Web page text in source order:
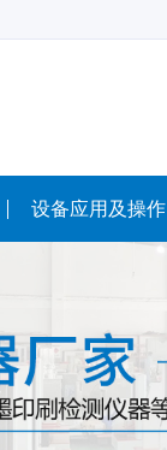
设备应用及操作